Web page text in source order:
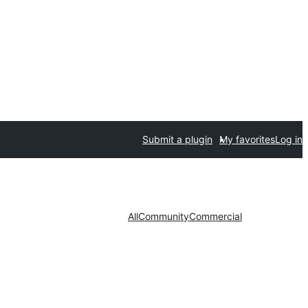
Submit a plugin My favoritesLog in
AllCommunityCommercial